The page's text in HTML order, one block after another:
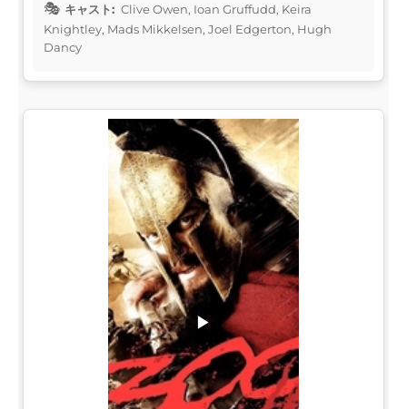
キャスト: Clive Owen, Ioan Gruffudd, Keira
Knightley, Mads Mikkelsen, Joel Edgerton, Hugh
Dancy
▶